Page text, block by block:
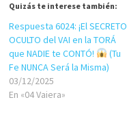
Quizás te interese también:
Respuesta 6024: ¡El SECRETO
OCULTO del VAI en la TORÁ
que NADIE te CONTÓ!
(Tu
Fe NUNCA Será la Misma)
03/12/2025
En «04 Vaiera»